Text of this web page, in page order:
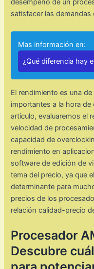
desempeño de un
satisfacer las demandas
Mas información en:
¿Qué diferencia hay
El rendimiento es una
importantes a la hora de
artículo, evaluaremos el
velocidad de
capacidad de
rendimiento en
software de edición de
tema del precio, ya que
determinante para
precios de los
relación calidad-precio
Procesador
Descubre